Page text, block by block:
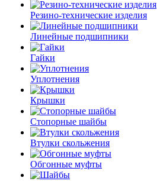
Резино-технические изделия
Линейные подшипники
Гайки
Уплотнения
Крышки
Стопорные шайбы
Втулки скольжения
Обгонные муфты